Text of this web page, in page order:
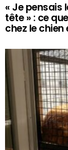
« Je pensais
tête » : ce
chez le